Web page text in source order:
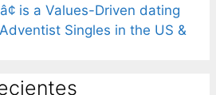
is a Values-Driven dating
Singles in the US &